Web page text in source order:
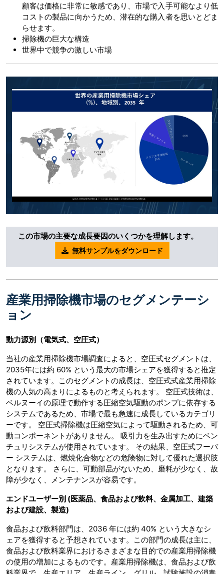
顧客は価格に非常に敏感であり、市場で入手可能なより低
コストの製品に向かうため、潜在的な購入者を思いとどま
らせます。
掃除機の巨大な構造
世界中で競争の激しい市場
この市場の主要な成長要因のいくつかを理解します。
無料サンプルをダウンロード
産業用掃除機市場のセグメンテーシ
ョン
動力源別（電気式、空圧式）
当社の産業用掃除機市場調査によると、空圧式セグメントは、
2035年には約 60% という最大の市場シェアを獲得すると推定
されています。このセグメントの成長は、空圧式式産業用掃除
機の人気の高まりによるものと考えられます。 空圧式技術は、
ベルヌーイの原理で動作する圧縮空気駆動のポンプに依存する
システムであるため、市場で最も急速に成長しているカテゴリ
ーです。 空圧式掃除機は圧縮空気によって駆動されるため、可
動コンポーネントがありません。 吸引力を生み出すためにベン
チュリシステムが使用されています。 その結果、空圧式フーバ
ー システムは、燃焼化合物などの危険物に対して優れた選択肢
となります。 さらに、可動部品がないため、磨耗が少なく、故
障が少なく、メンテナンスが容易です。
エンドユーザー別 (医薬品、食品および飲料、金属加工、建築
および建設、製造)
食品および飲料部門は、2036 年には約 40% という大きなシ
ェアを獲得すると予想されています。この部門の成長は主に、
食品および飲料業界におけるさまざまな目的での産業用掃除機
の使用の増加によるものです。産業用掃除機は、食品および飲